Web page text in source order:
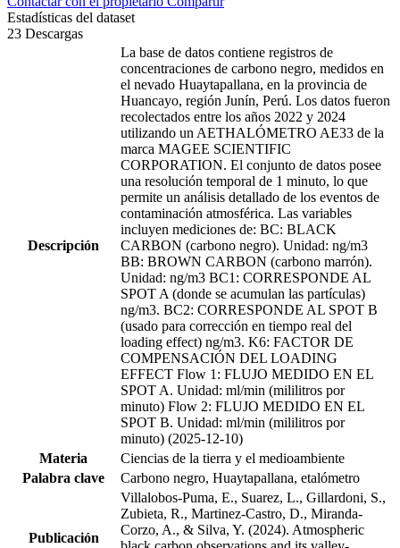
Estadísticas del dataset
23 Descargas
Descripción
La base de datos contiene registros de
concentraciones de carbono negro, medidos en
el nevado Huaytapallana, en la provincia de
Huancayo, región Junín, Perú. Los datos fueron
recolectados entre los años 2022 y 2024
utilizando un AETHALÓMETRO AE33 de la
marca MAGEE SCIENTIFIC
CORPORATION. El conjunto de datos posee
una resolución temporal de 1 minuto, lo que
permite un análisis detallado de los eventos de
contaminación atmosférica. Las variables
incluyen mediciones de: BC: BLACK
CARBON (carbono negro). Unidad: ng/m3
BB: BROWN CARBON (carbono marrón).
Unidad: ng/m3 BC1: CORRESPONDE AL
SPOT A (donde se acumulan las partículas)
ng/m3. BC2: CORRESPONDE AL SPOT B
(usado para corrección en tiempo real del
loading effect) ng/m3. K6: FACTOR DE
COMPENSACIÓN DEL LOADING
EFFECT Flow 1: FLUJO MEDIDO EN EL
SPOT A. Unidad: ml/min (mililitros por
minuto) Flow 2: FLUJO MEDIDO EN EL
SPOT B. Unidad: ml/min (mililitros por
minuto) (2025-12-10)
Materia
Ciencias de la tierra y el medioambiente
Palabra clave
Carbono negro, Huaytapallana, etalómetro
Publicación
Villalobos-Puma, E., Suarez, L., Gillardoni, S.,
Zubieta, R., Martinez-Castro, D., Miranda-
Corzo, A., & Silva, Y. (2024). Atmospheric